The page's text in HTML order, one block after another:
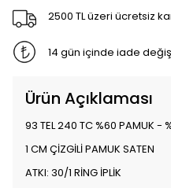
2500 TL üzeri ücretsiz
14 gün içinde iade
Ürün Açıklaması
93 TEL 240 TC %60 PAMUK -
1 CM ÇİZGİLİ PAMUK SATEN
ATKI: 30/1 RİNG İPLİK